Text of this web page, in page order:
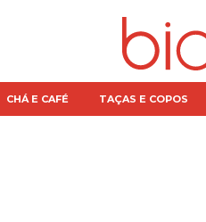
CHÁ E CAFÉ TAÇAS E COPOS